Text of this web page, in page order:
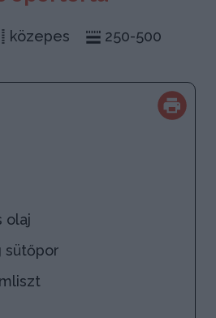
közepes 250-500
olaj
sütőpor